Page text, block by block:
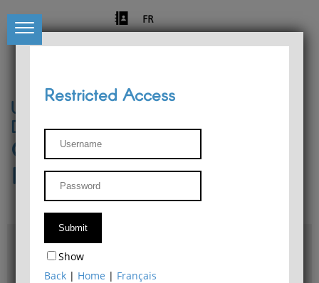
FR
University of Liège
Départment of Philosophy
Center for Phenomenological
Research
Access & maps
Philosophy Department Library
Restricted Access
Show
Back | Home | Français